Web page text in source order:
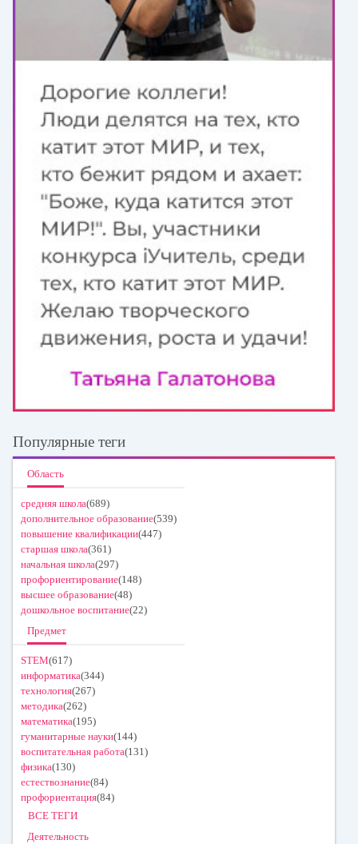
Популярные теги
Область
средняя школа(689)
дополнительное образование(539)
повышение квалификации(447)
старшая школа(361)
начальная школа(297)
профориентирование(148)
высшее образование(48)
дошкольное воспитание(22)
Предмет
STEM(617)
информатика(344)
технология(267)
методика(262)
математика(195)
гуманитарные науки(144)
воспитательная работа(131)
физика(130)
естествознание(84)
профориентация(84)
ВСЕ ТЕГИ
Деятельность